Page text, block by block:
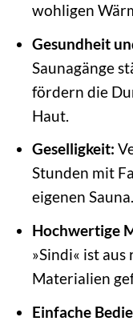
wohligen
Gesundheit
Saunagänge
fördern die
Haut.
Geselligkeit:
Stunden mit
eigenen Sauna.
Hochwertige
»Sindi« ist
Materialien
Einfache